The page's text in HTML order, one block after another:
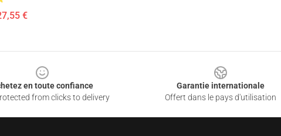
€
en toute confiance
from clicks to delivery
Garantie internationale
Offert dans le pays d'utilisation